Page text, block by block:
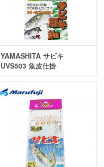
YAMASHITA サビキ
UVS503 魚皮仕掛